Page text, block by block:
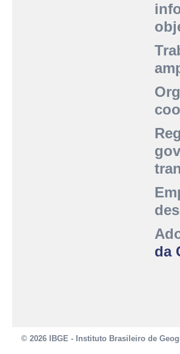
da
© 2026 IBGE - Instituto Brasileiro de